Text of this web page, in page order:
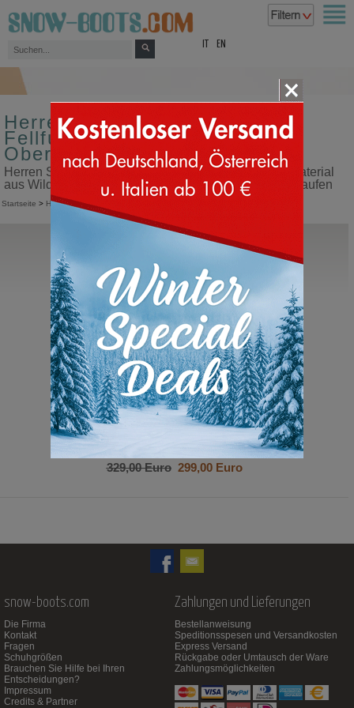
EN
Herren Schneestiefel mit
Fellfutter Farbe blau
Obermaterial aus Wildleder
Herren Schneestiefel mit Fellfutter Farbe blau Obermaterial
aus Wildleder in unserem Snow Boots Online Shop kaufen
Startseite > Herren >Schneestiefel
Lorenzi
Herrenschuhe halbhoch mit Schnürung
329,00 Euro299,00 Euro
snow-boots.com
Die Firma
Kontakt
Fragen
Schuhgrößen
Brauchen Sie Hilfe bei Ihren
Entscheidungen?
Impressum
Credits & Partner
Zahlungen und Lieferungen
Bestellanweisung
Speditionsspesen und Versandkosten
Express Versand
Rückgabe oder Umtausch der Ware
Zahlungsmöglichkeiten